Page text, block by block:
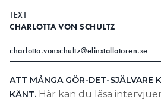
TEXT
CHARLOTTA VON SCHULTZ
charlotta.vonschultz@elinstallatoren.se
ATT MÅNGA GÖR-DET-SJÄLVARE
KÄNT. Här kan du läsa